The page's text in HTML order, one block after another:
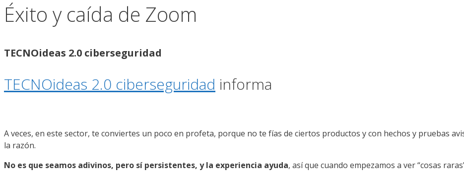
Éxito y caída de Zoom
TECNOideas 2.0 ciberseguridad
TECNOideas 2.0 ciberseguridad informa
A veces, en este sector, te conviertes un poco en profeta, porque no te fías de ciertos productos y con hechos y pruebas
la razón.
No es que seamos adivinos, pero sí persistentes, y la experiencia ayuda, así que cuando empezamos a ver “cosas